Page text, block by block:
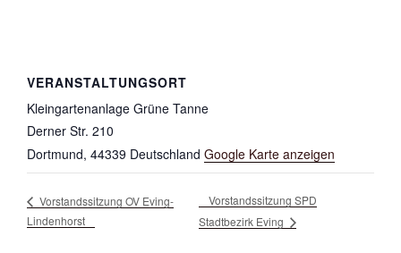
VERANSTALTUNGSORT
Kleingartenanlage Grüne Tanne
Derner Str. 210
Dortmund, 44339 Deutschland Google Karte anzeigen
Vorstandssitzung OV Eving-
Lindenhorst
Vorstandssitzung SPD
Stadtbezirk Eving